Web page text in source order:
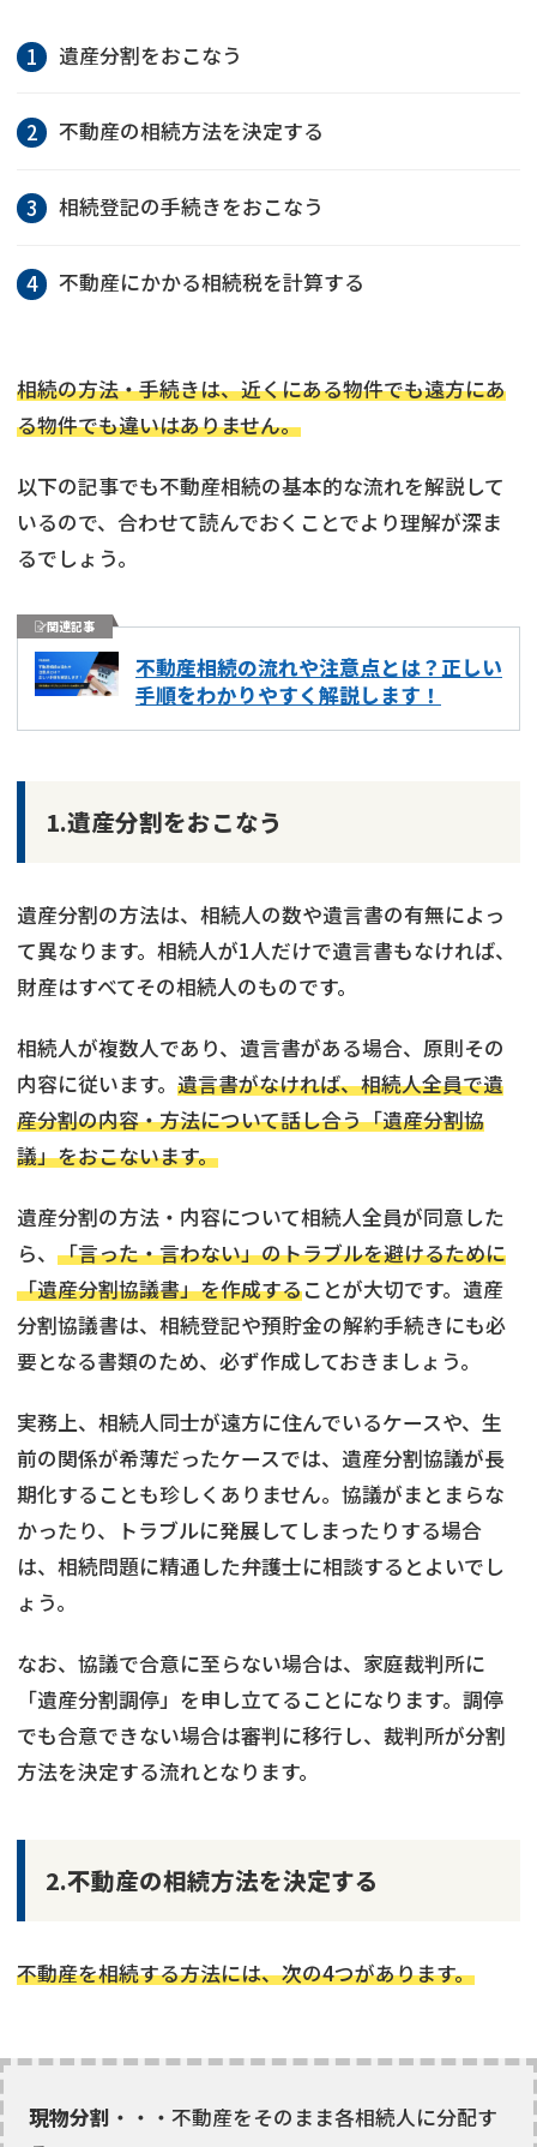
遺産分割をおこなう
不動産の相続方法を決定する
相続登記の手続きをおこなう
不動産にかかる相続税を計算する
相続の方法・手続きは、近くにある物件でも遠方にあ
る物件でも違いはありません。
以下の記事でも不動産相続の基本的な流れを解説して
いるので、合わせて読んでおくことでより理解が深ま
るでしょう。
関連記事
不動産相続の流れや注意点とは？正しい
手順をわかりやすく解説します！
1.遺産分割をおこなう
遺産分割の方法は、相続人の数や遺言書の有無によっ
て異なります。相続人が1人だけで遺言書もなければ、
財産はすべてその相続人のものです。
相続人が複数人であり、遺言書がある場合、原則その
内容に従います。 遺言書がなければ、相続人全員で遺
産分割の内容・方法について話し合う「遺産分割協
議」をおこないます。
遺産分割の方法・内容について相続人全員が同意した
ら、 「言った・言わない」のトラブルを避けるために
「遺産分割協議書」を作成することが大切です。遺産
分割協議書は、相続登記や預貯金の解約手続きにも必
要となる書類のため、必ず作成しておきましょう。
実務上、相続人同士が遠方に住んでいるケースや、生
前の関係が希薄だったケースでは、遺産分割協議が長
期化することも珍しくありません。協議がまとまらな
かったり、トラブルに発展してしまったりする場合
は、相続問題に精通した弁護士に相談するとよいでし
ょう。
なお、協議で合意に至らない場合は、家庭裁判所に
「遺産分割調停」を申し立てることになります。調停
でも合意できない場合は審判に移行し、裁判所が分割
方法を決定する流れとなります。
2.不動産の相続方法を決定する
不動産を相続する方法には、次の4つがあります。
現物分割 ・・・不動産をそのまま各相続人に分配す